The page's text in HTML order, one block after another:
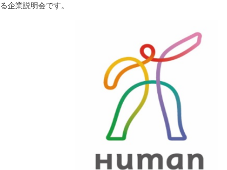
る企業説明会です。